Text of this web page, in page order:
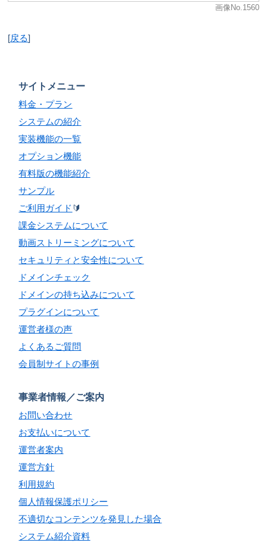
画像No.1560
[戻る]
サイトメニュー
料金・プラン
システムの紹介
実装機能の一覧
オプション機能
有料版の機能紹介
サンプル
ご利用ガイド 🔰
課金システムについて
動画ストリーミングについて
セキュリティと安全性について
ドメインチェック
ドメインの持ち込みについて
プラグインについて
運営者様の声
よくあるご質問
会員制サイトの事例
事業者情報／ご案内
お問い合わせ
お支払いについて
運営者案内
運営方針
利用規約
個人情報保護ポリシー
不適切なコンテンツを発見した場合
システム紹介資料